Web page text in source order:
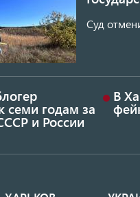
Суд
семи годам за
и России
В